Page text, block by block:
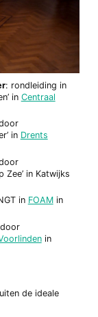
: rondleiding in
in Centraal
in Drents
Zee’ in Katwijks
in FOAMin
in
de ideale